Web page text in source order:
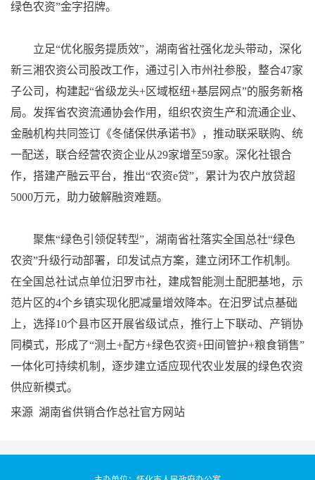
绿色农资”金字招牌。
立足“优化服务提质效”，湖南省社强化龙头带动，深化
新三湘农资公司股改工作，通过引入市州社参股，整合47家
子公司，构建起“省级龙头+区域枢纽+基层网点”的服务新格
局。发挥省农资流通协会作用，组织农资生产和流通企业、
金融机构共同签订《冬储保供承诺书》，推动联采联购、统
一配送，联合经营农资企业从29家增至59家。深化社银合
作，搭建产融云平台，推出“农资e贷”，累计为农户放贷超
5000万元，助力破解融资难题。
聚焦“绿色引领促转型”，湖南省社落实全国总社“绿色
农资”升级行动部署，印发试点方案，建立闭环工作机制。
在全国总社试点单位汨罗市社，建成智能测土配肥基地，示
范片区的4个乡镇实现化肥减量增效降本。在汨罗试点基础
上，选择10个县市区开展省级试点，推行上下联动、产销协
同模式，形成了“测土+配方+绿色农资+田间管护+粮食销售”
一体化可持续机制，逐步建立适应现代农业发展的绿色农资
供应新模式。
来源 湖南省供销合作总社官方网站